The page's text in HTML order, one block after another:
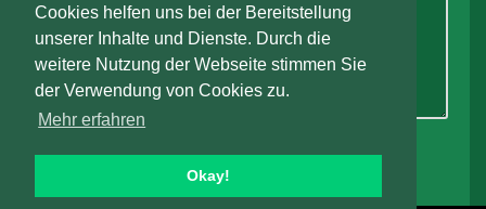
Cookies helfen uns bei der Bereitstellung
unserer Inhalte und Dienste. Durch die
weitere Nutzung der Webseite stimmen Sie
der Verwendung von Cookies zu.
Mehr erfahren
Okay!